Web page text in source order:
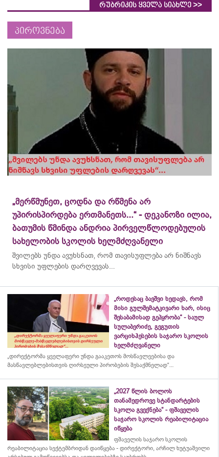
რუბრიკის ყველა სიახლე >>
პიროვნება
„მერწმუნეთ, ცოდნა და რწმენა არ
უპირისპირდება ერთმანეთს...“ - დეკანოზი ილია,
ბათუმის წმინდა ანდრია პირველწლოდებულის
სახელობის სკოლის ხელმძღვანელი
შვილებს უნდა ავუხსნათ, რომ თავისუფლება არ ნიშნავს
სხვისი უფლების დარღვევას...
„როდესაც ბავშვი ხედავს, რომ
მისი გულშემატკივარი ხარ, ისიც
შესაბამისად გეპყრობა“ - საულ
სულაბერიძე, გეგუთის
ვარციხჰესების საჯარო სკოლის
ხელმძღვანელი
„დირექტორმა ყველაფერი უნდა გააკეთოს მოსწავლეებისა და
მასწავლებლებისთვის ღირსეული პირობების შესაქმნელად“...
„2027 წლის ბოლოს
თანამედროვე სტანდარტების
სკოლა გვექნება“ - ფშაველის
საჯარო სკოლის რეაბილიტაცია
იწყება
ფშაველის საჯარო სკოლის
რეაბილიტაცია სექტემბრიდან დაიწყება - დირექტორი, არჩილ ხუტუაშვილი